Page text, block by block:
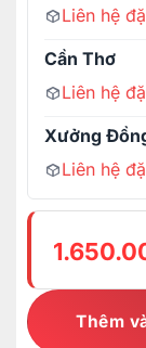
Liên hệ
Cần Thơ
Liên hệ
Xưởng
Liên hệ
Thêm